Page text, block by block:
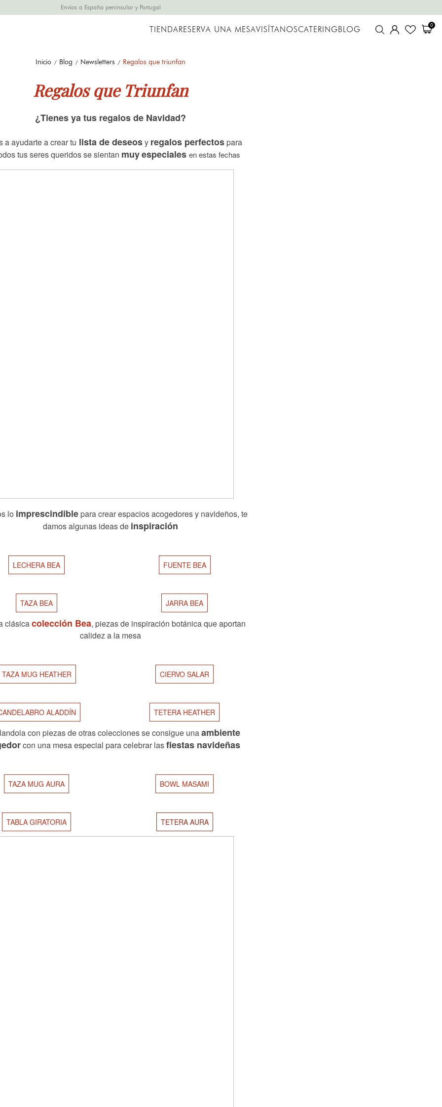
Envíos a España peninsular y Portugal
0
TIENDARESERVA UNA MESAVISÍTANOSCATERINGBLOG
Inicio Blog Newsletters Regalos que triunfan
Regalos que Triunfan
¿Tienes ya tus regalos de Navidad?
a ayudarte a crear tu lista de deseosy regalos perfectos para
tus seres queridos se sientan muyespeciales en estas fechas
lo imprescindible para crear espacios acogedores y navideños, te
damos algunas ideas de inspiración
LECHERA BEA FUENTE BEA
TAZA BEA JARRA BEA
clásicacolección Bea, piezas de inspiración botánica que aportan
calidez a la mesa
TAZA MUG HEATHER CIERVO SALAR
ALADDÍN TETERA HEATHER
con piezas de otras colecciones se consigue unaambiente
con una mesa especial para celebrar lasfiestas navideñas
TAZA MUG AURA BOWL MASAMI
TABLA GIRATORIA TETERA AURA